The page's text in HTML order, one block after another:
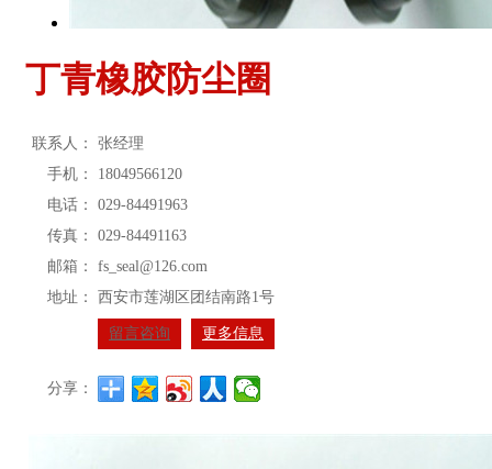
丁青橡胶防尘圈
联系人：
张经理
手机：
18049566120
电话：
029-84491963
传真：
029-84491163
邮箱：
fs_seal@126.com
地址：
西安市莲湖区团结南路1号
留言咨询 更多信息
分享：